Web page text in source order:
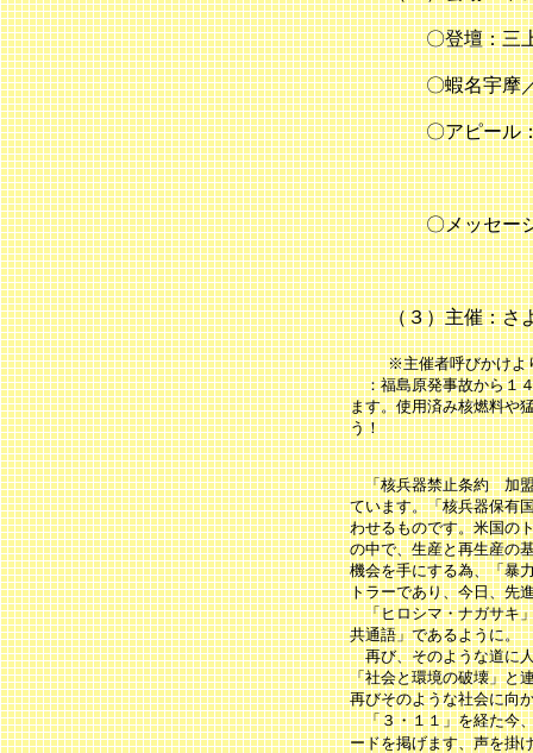
〇登壇：三上
〇蝦名宇摩／蝦
〇アピール：松
：石川ひな：
〇メッセージ：
：中道雅史（
（３）主催：さよ
※主催者呼びかけよ
：福島原発事故から１４
ます。使用済み核燃料や
う！
「核兵器禁止条約 加盟
ています。「核兵器保有
わせるものです。米国の
の中で、生産と再生産の
機会を手にする為、「暴
トラーであり、今日、先
「ヒロシマ・ナガサキ」
共通語」であるように。
再び、そのような道に人
「社会と環境の破壊」と
再びそのような社会に向
「３・１１」を経た今、
ードを掲げます、声を掛